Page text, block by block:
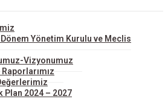
Yönetim Kurulu ve Meclis
Vizyonumuz
Plan 2024 – 2027